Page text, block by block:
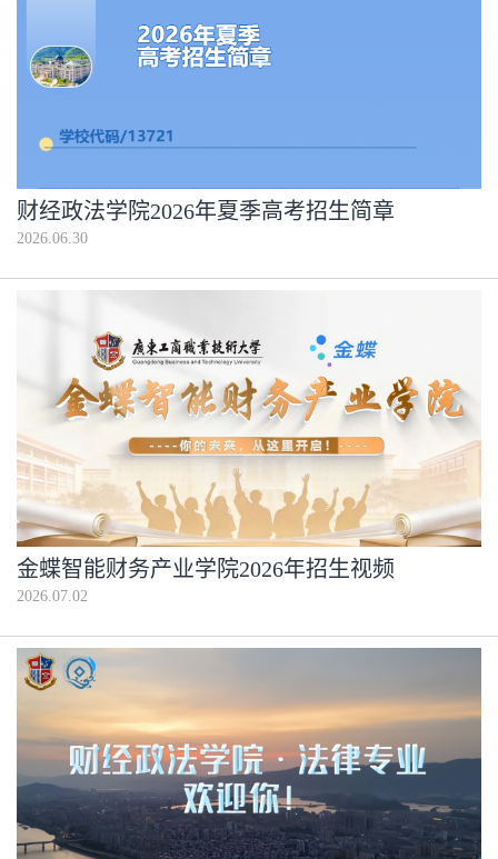
财经政法学院2026年夏季高考招生简章
2026.06.30
金蝶智能财务产业学院2026年招生视频
2026.07.02